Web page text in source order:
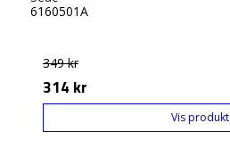
6160501A
349 kr
314 kr
Vis produkt